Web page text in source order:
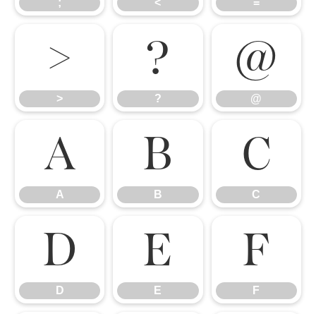
; < =
>
>
?
?
@
@
A
A
B
B
C
C
D
D
E
E
F
F